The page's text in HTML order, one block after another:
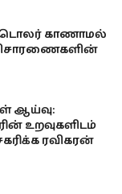
டொலர் காணாமல்
ஆய்வு:
உறவுகளிடம்
ரவிகரன்